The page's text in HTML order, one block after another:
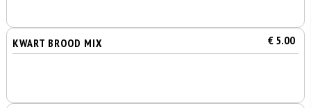
KWART BROOD MIX € 5.00